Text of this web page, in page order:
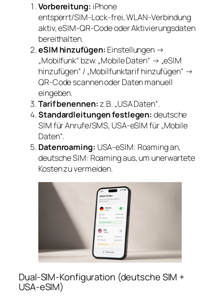
Vorbereitung: iPhone
entsperrt/SIM‑Lock‑frei, WLAN‑Verbindung
aktiv, eSIM‑QR‑Code oder Aktivierungsdaten
bereithalten.
eSIM hinzufügen: Einstellungen →
„Mobilfunk“ bzw. „Mobile Daten“ → „eSIM
hinzufügen“ / „Mobilfunktarif hinzufügen“ →
QR‑Code scannen oder Daten manuell
eingeben.
Tarif benennen:z.B. „USA Daten“.
Standardleitungen festlegen: deutsche
SIM für Anrufe/SMS, USA‑eSIM für „Mobile
Daten“.
Datenroaming: USA‑eSIM: Roamingan,
deutsche SIM: Roamingaus, um unerwartete
Kosten zu vermeiden.
Dual-SIM-Konfiguration (deutsche SIM +
USA‑eSIM)